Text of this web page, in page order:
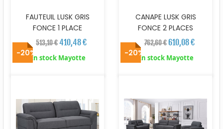
FAUTEUIL LUSK GRIS
FONCE 1 PLACE
513,10 €410,48 €
En stock Mayotte
CANAPE LUSK GRIS
FONCE 2 PLACES
762,60 € 610,08 €
En stock Mayotte
-20% -20%